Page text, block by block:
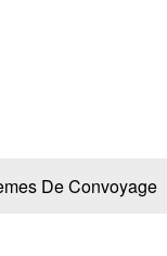
De Convoyage